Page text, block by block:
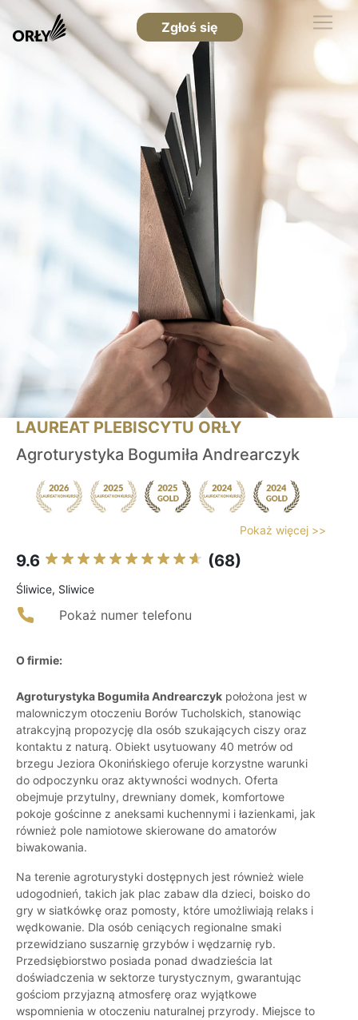
Zgłoś się
LAUREAT PLEBISCYTU ORŁY
Agroturystyka Bogumiła Andrearczyk
Pokaż więcej >>
9.6 (68)
Śliwice, Sliwice
Pokaż numer telefonu
O firmie:
Agroturystyka Bogumiła Andrearczyk położona jest w
malowniczym otoczeniu Borów Tucholskich, stanowiąc
atrakcyjną propozycję dla osób szukających ciszy oraz
kontaktu z naturą. Obiekt usytuowany 40 metrów od
brzegu Jeziora Okonińskiego oferuje korzystne warunki
do odpoczynku oraz aktywności wodnych. Oferta
obejmuje przytulny, drewniany domek, komfortowe
pokoje gościnne z aneksami kuchennymi i łazienkami, jak
również pole namiotowe skierowane do amatorów
biwakowania.
Na terenie agroturystyki dostępnych jest również wiele
udogodnień, takich jak plac zabaw dla dzieci, boisko do
gry w siatkówkę oraz pomosty, które umożliwiają relaks i
wędkowanie. Dla osób ceniących regionalne smaki
przewidziano suszarnię grzybów i wędzarnię ryb.
Przedsiębiorstwo posiada ponad dwadzieścia lat
doświadczenia w sektorze turystycznym, gwarantując
gościom przyjazną atmosferę oraz wyjątkowe
wspomnienia w otoczeniu naturalnej przyrody. Miejsce to